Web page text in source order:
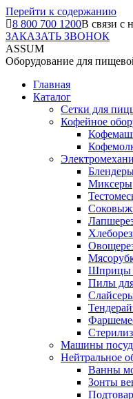
Перейти к содержанию
8 800 700 1200В связи с
ЗАКАЗАТЬ ЗВОНОК
ASSUM
Оборудование для
Главная
Каталог
Сетки для
Кофейное
Миксеры
Шприцы
Пилы
Машины
Нейтральное
Ванны
Зонты